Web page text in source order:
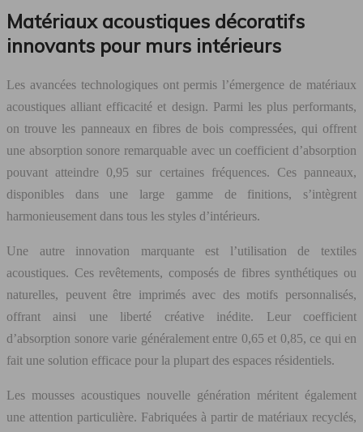
Matériaux acoustiques décoratifs
innovants pour murs intérieurs
Les avancées technologiques ont permis l’émergence de matériaux
acoustiques alliant efficacité et design. Parmi les plus performants,
on trouve les panneaux en fibres de bois compressées, qui offrent
une absorption sonore remarquable avec un coefficient d’absorption
pouvant atteindre 0,95 sur certaines fréquences. Ces panneaux,
disponibles dans une large gamme de finitions, s’intègrent
harmonieusement dans tous les styles d’intérieurs.
Une autre innovation marquante est l’utilisation de textiles
acoustiques. Ces revêtements, composés de fibres synthétiques ou
naturelles, peuvent être imprimés avec des motifs personnalisés,
offrant ainsi une liberté créative inédite. Leur coefficient
d’absorption sonore varie généralement entre 0,65 et 0,85, ce qui en
fait une solution efficace pour la plupart des espaces résidentiels.
Les mousses acoustiques nouvelle génération méritent également
une attention particulière. Fabriquées à partir de matériaux recyclés,